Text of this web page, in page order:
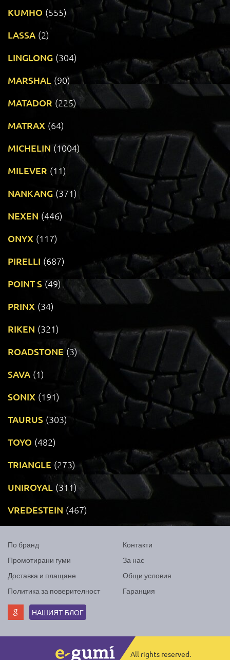
KUMHO (555)
LASSA (2)
LINGLONG (304)
MARSHAL (90)
MATADOR (225)
MATRAX (64)
MICHELIN (1004)
MILEVER (11)
NANKANG (371)
NEXEN (446)
ONYX (117)
PIRELLI (687)
POINT S (49)
PRINX (34)
RIKEN (321)
ROADSTONE (3)
SAVA (1)
SONIX (191)
TAURUS (303)
TOYO (482)
TRIANGLE (273)
UNIROYAL (311)
VREDESTEIN (467)
По бранд
Промотирани гуми
Доставка и плащане
Политика за поверителност
Контакти
За нас
Общи условия
Гаранция
НАШИЯТ БЛОГ
All rights reserved.